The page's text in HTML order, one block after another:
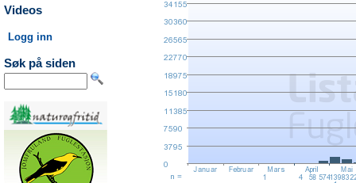
Videos
Logg inn
Søk på siden